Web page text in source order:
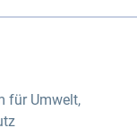
für Umwelt,